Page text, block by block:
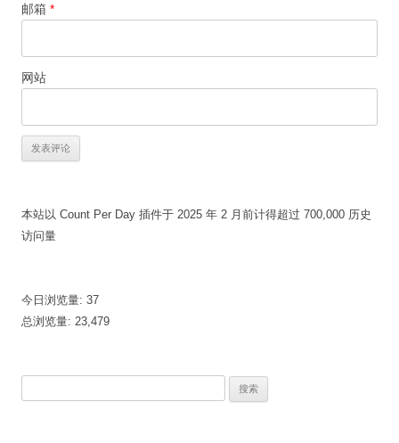
邮箱 *
网站
本站以 Count Per Day 插件于 2025 年 2 月前计得超过 700,000 历史
访问量
今日浏览量: 37
总浏览量: 23,479
索：